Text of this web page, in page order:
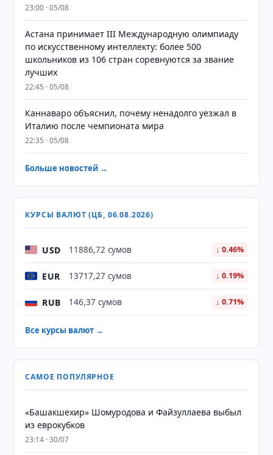
23:00 · 05/08
Астана принимает III Международную олимпиаду
по искусственному интеллекту: более 500
школьников из 106 стран соревнуются за звание
лучших
22:45 · 05/08
Каннаваро объяснил, почему ненадолго уезжал в
Италию после чемпионата мира
22:35 · 05/08
Больше новостей →
КУРСЫ ВАЛЮТ (ЦБ, 06.08.2026)
USD 11886,72 сумов ↓ 0.46%
EUR 13717,27 сумов ↓ 0.19%
RUB 146,37 сумов ↓ 0.71%
Все курсы валют →
САМОЕ ПОПУЛЯРНОЕ
«Башакшехир» Шомуродова и Файзуллаева выбыл
из еврокубков
23:14 · 30/07